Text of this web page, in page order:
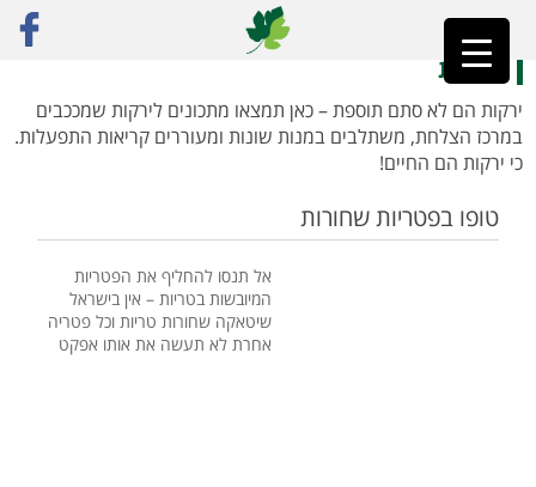
ראשי»רק מתכונים
ירקות
ירקות הם לא סתם תוספת – כאן תמצאו מתכונים לירקות שמככבים
במרכז הצלחת, משתלבים במנות שונות ומעוררים קריאות התפעלות.
כי ירקות הם החיים!
טופו בפטריות שחורות
אל תנסו להחליף את הפטריות
המיובשות בטריות – אין בישראל
שיטאקה שחורות טריות וכל פטריה
אחרת לא תעשה את אותו אפקט